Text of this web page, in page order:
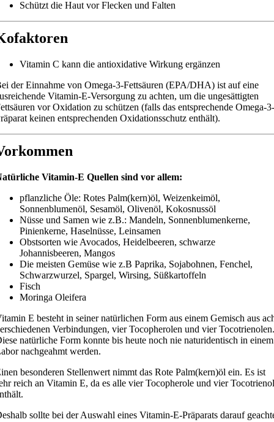
Schützt die Haut vor Flecken und Falten
Vitamin C kann die antioxidative Wirkung ergänzen
der Einnahme von Omega-3-Fettsäuren (EPA/DHA) ist auf eine
Vitamin-E-Versorgung zu achten, um die ungesättigten
vor Oxidation zu schützen (falls das entsprechende Omega-3-
keinen entsprechenden Oxidationsschutz enthält).
Vitamin-E Quellen sind vor allem:
pflanzliche Öle: Rotes Palm(kern)öl, Weizenkeimöl,
Sonnenblumenöl, Sesamöl, Olivenöl, Kokosnussöl
Nüsse und Samen wie z.B.: Mandeln, Sonnenblumenkerne,
Pinienkerne, Haselnüsse, Leinsamen
Obstsorten wie Avocados, Heidelbeeren, schwarze
Johannisbeeren, Mangos
Die meisten Gemüse wie z.B Paprika, Sojabohnen, Fenchel,
Schwarzwurzel, Spargel, Wirsing, Süßkartoffeln
Fisch
Moringa Oleifera
E besteht in seiner natürlichen Form aus einem Gemisch aus
Verbindungen, vier Tocopherolen und vier Tocotrienolen.
natürliche Form konnte bis heute noch nie naturidentisch in einem
nachgeahmt werden.
besonderen Stellenwert nimmt das Rote Palm(kern)öl ein. Es ist
reich an Vitamin E, da es alle vier Tocopherole und vier
sollte bei der Auswahl eines Vitamin-E-Präparats darauf